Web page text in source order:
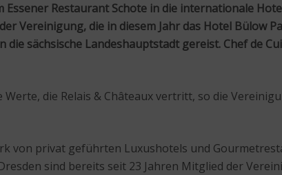
Restaurant Schote in die internationale
Vereinigung, die in diesem Jahr das Hotel Bülow
sächsische Landeshauptstadt gereist. Chef de
die Relais & Châteaux vertritt, so die
von privat geführten Luxushotels und
sind bereits seit 23 Jahren Mitglied der